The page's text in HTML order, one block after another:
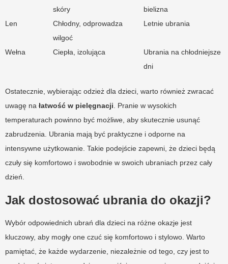
skóry
bielizna
Len
Chłodny, odprowadza
wilgoć
Letnie ubrania
Wełna Ciepła, izolująca
Ubrania na chłodniejsze
dni
Ostatecznie, wybierając odzież dla dzieci, warto również zwracać
uwagę na łatwość w pielęgnacji . Pranie w wysokich
temperaturach powinno być możliwe, aby skutecznie usunąć
zabrudzenia. Ubrania mają być praktyczne i odporne na
intensywne użytkowanie. Takie podejście zapewni, że dzieci będą
czuły się komfortowo i swobodnie w swoich ubraniach przez cały
dzień.
Jak dostosować ubrania do okazji?
Wybór odpowiednich ubrań dla dzieci na różne okazje jest
kluczowy, aby mogły one czuć się komfortowo i stylowo. Warto
pamiętać, że każde wydarzenie, niezależnie od tego, czy jest to